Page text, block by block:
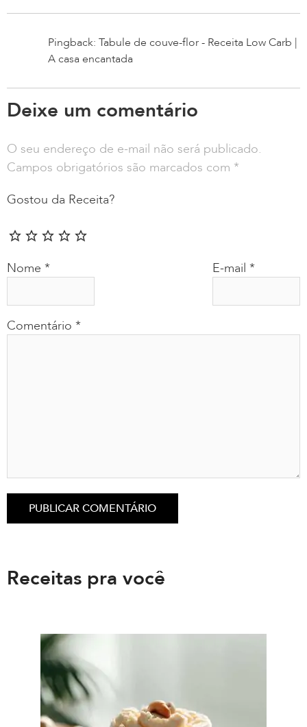
Pingback: Tabule de couve-flor - Receita Low Carb |
A casa encantada
Deixe um comentário
O seu endereço de e-mail não será publicado.
Campos obrigatórios são marcados com *
Gostou da Receita?
Comentário *
Nome * E-mail *
Receitas pra você